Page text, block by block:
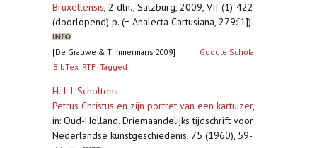
Bruxellensis, 2 dln., Salzburg, 2009, VII-(1)-422
(doorlopend) p. (= Analecta Cartusiana, 279:[1])
[De Grauwe & Timmermans 2009]
Google Scholar
BibTex RTF Tagged
H. J. J. Scholtens
Petrus Christus en zijn portret van een kartuizer,
in: Oud-Holland. Driemaandelijks tijdschrift voor
Nederlandse kunstgeschiedenis, 75 (1960), 59-